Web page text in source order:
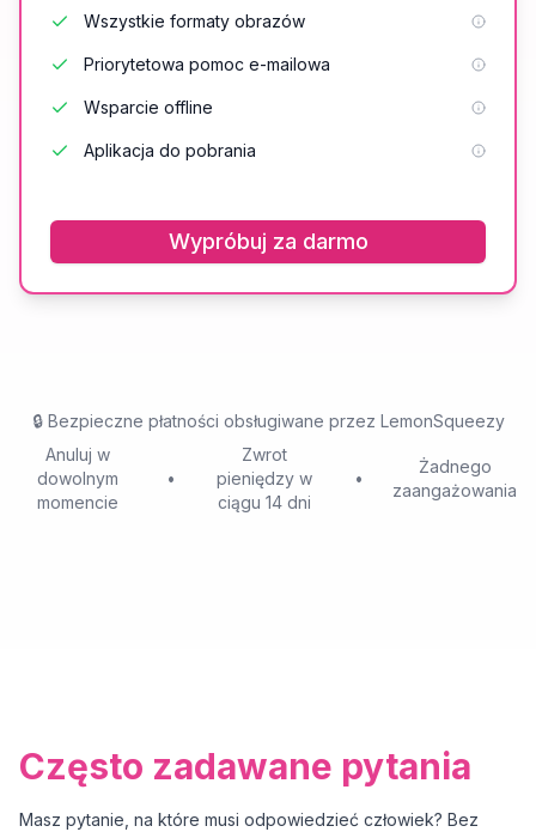
Wszystkie formaty obrazów
Priorytetowa pomoc e-mailowa
Wsparcie offline
Aplikacja do pobrania
Wypróbuj za darmo
🔒 Bezpieczne płatności obsługiwane przez LemonSqueezy
Anuluj w
dowolnym
momencie
•
Zwrot
pieniędzy w
ciągu 14 dni
•
Żadnego
zaangażowania
Często zadawane pytania
Masz pytanie, na które musi odpowiedzieć człowiek? Bez